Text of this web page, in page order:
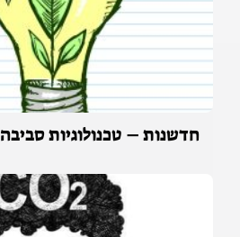
חדשנות – טכנולוגיות סביבה